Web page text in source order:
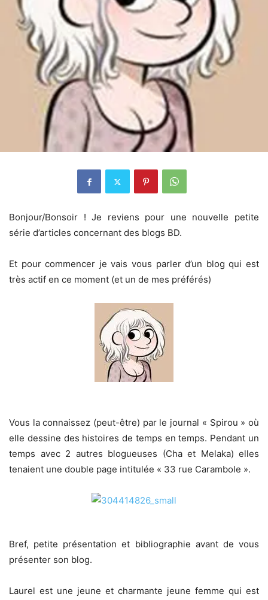
Bonjour/Bonsoir ! Je reviens pour une nouvelle petite
série d’articles concernant des blogs BD.
Et pour commencer je vais vous parler d’un blog qui est
très actif en ce moment (et un de mes préférés)
Vous la connaissez (peut-être) par le journal « Spirou » où
elle dessine des histoires de temps en temps. Pendant un
temps avec 2 autres blogueuses (Cha et Melaka) elles
tenaient une double page intitulée « 33 rue Carambole ».
Bref, petite présentation et bibliographie avant de vous
présenter son blog.
Laurel est une jeune et charmante jeune femme qui est